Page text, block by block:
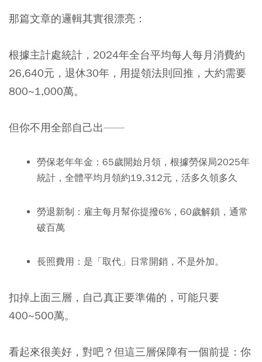
那篇文章的邏輯其實很漂亮：
根據主計處統計，2024年全台平均每人每月消費約
26,640元，退休30年，用提領法則回推，大約需要
800~1,000萬。
但你不用全部自己出——
勞保老年年金： 65歲開始月領，根據勞保局2025年
統計，全體平均月領約19,312元，活多久領多久
勞退新制： 雇主每月幫你提撥6%，60歲解鎖，通常
破百萬
長照費用： 是「取代」日常開銷，不是外加。
扣掉上面三層，自己真正要準備的，可能只要
400~500萬。
看起來很美好，對吧？但這三層保障有一個前提：你